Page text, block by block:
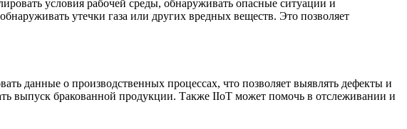
условия рабочей среды, обнаруживать опасные ситуации и
утечки газа или других вредных веществ. Это позволяет
данные о производственных процессах, что позволяет выявлять дефекты и
выпуск бракованной продукции. Также IIoT может помочь в отслеживании и